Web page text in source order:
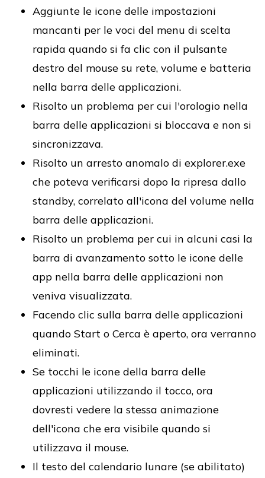
Aggiunte le icone delle impostazioni
mancanti per le voci del menu di scelta
rapida quando si fa clic con il pulsante
destro del mouse su rete, volume e batteria
nella barra delle applicazioni.
Risolto un problema per cui l'orologio nella
barra delle applicazioni si bloccava e non si
sincronizzava.
Risolto un arresto anomalo di explorer.exe
che poteva verificarsi dopo la ripresa dallo
standby, correlato all'icona del volume nella
barra delle applicazioni.
Risolto un problema per cui in alcuni casi la
barra di avanzamento sotto le icone delle
app nella barra delle applicazioni non
veniva visualizzata.
Facendo clic sulla barra delle applicazioni
quando Start o Cerca è aperto, ora verranno
eliminati.
Se tocchi le icone della barra delle
applicazioni utilizzando il tocco, ora
dovresti vedere la stessa animazione
dell'icona che era visibile quando si
utilizzava il mouse.
Il testo del calendario lunare (se abilitato)